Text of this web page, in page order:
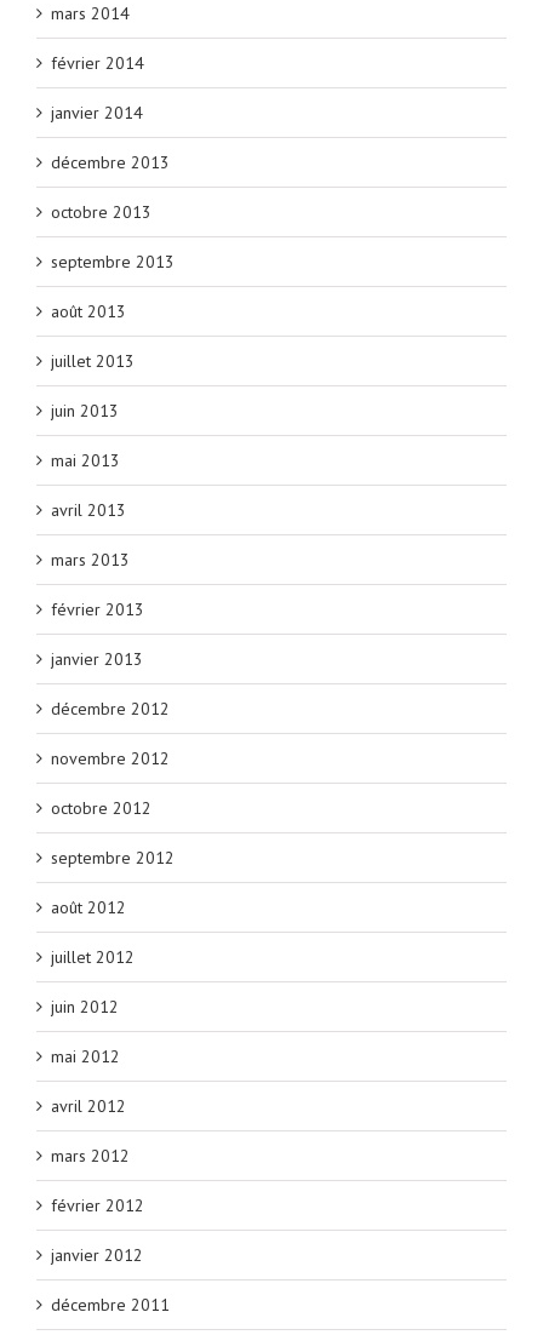
mars 2014
février 2014
janvier 2014
décembre 2013
octobre 2013
septembre 2013
août 2013
juillet 2013
juin 2013
mai 2013
avril 2013
mars 2013
février 2013
janvier 2013
décembre 2012
novembre 2012
octobre 2012
septembre 2012
août 2012
juillet 2012
juin 2012
mai 2012
avril 2012
mars 2012
février 2012
janvier 2012
décembre 2011